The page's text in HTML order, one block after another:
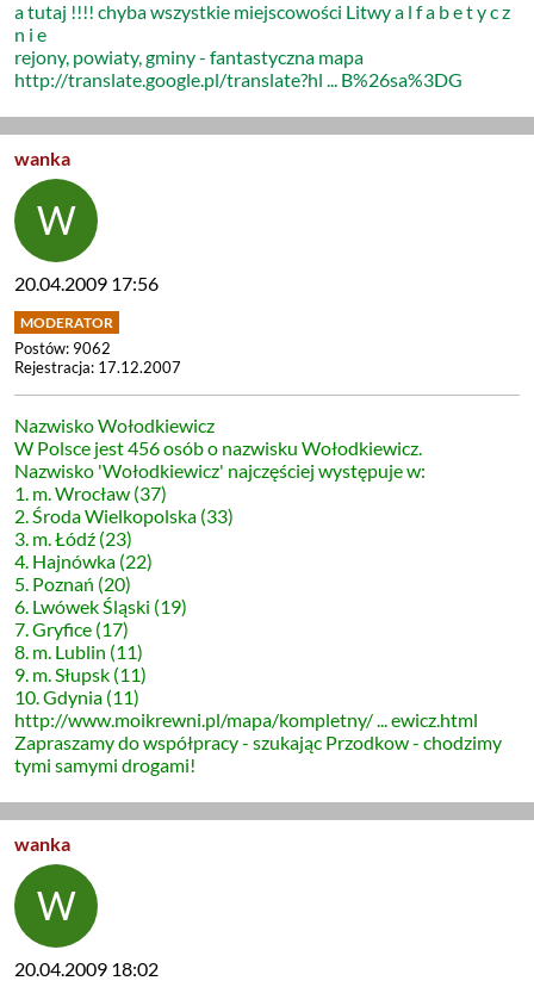
a tutaj !!!! chyba wszystkie miejscowości Litwy a l f a b e t y c z
n i e
rejony, powiaty, gminy - fantastyczna mapa
http://translate.google.pl/translate?hl ... B%26sa%3DG
wanka
20.04.2009 17:56
Postów: 9062
Rejestracja: 17.12.2007
Nazwisko Wołodkiewicz
W Polsce jest 456 osób o nazwisku Wołodkiewicz.
Nazwisko 'Wołodkiewicz' najczęściej występuje w:
1. m. Wrocław (37)
2. Środa Wielkopolska (33)
3. m. Łódź (23)
4. Hajnówka (22)
5. Poznań (20)
6. Lwówek Śląski (19)
7. Gryfice (17)
8. m. Lublin (11)
9. m. Słupsk (11)
10. Gdynia (11)
http://www.moikrewni.pl/mapa/kompletny/ ... ewicz.html
Zapraszamy do współpracy - szukając Przodkow - chodzimy
tymi samymi drogami!
wanka
20.04.2009 18:02